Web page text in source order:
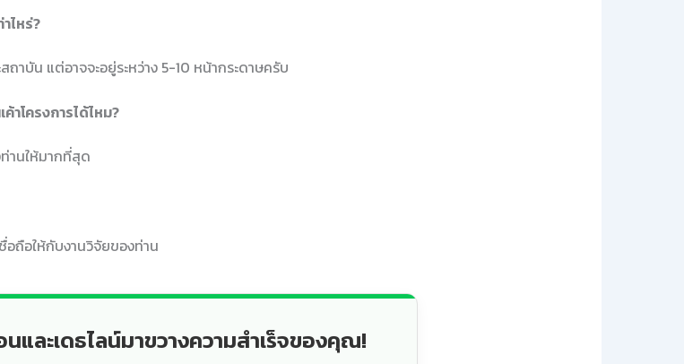
ไหร่?
บัน แต่อาจจะอยู่ระหว่าง 5-10 หน้ากระดาษครับ
าโครงการได้ไหม?
านให้มากที่สุด
อถือให้กับงานวิจัยของท่าน
และเดธไลน์มาขวางความสำเร็จของคุณ!